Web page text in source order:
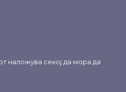
наложува секој да мора да